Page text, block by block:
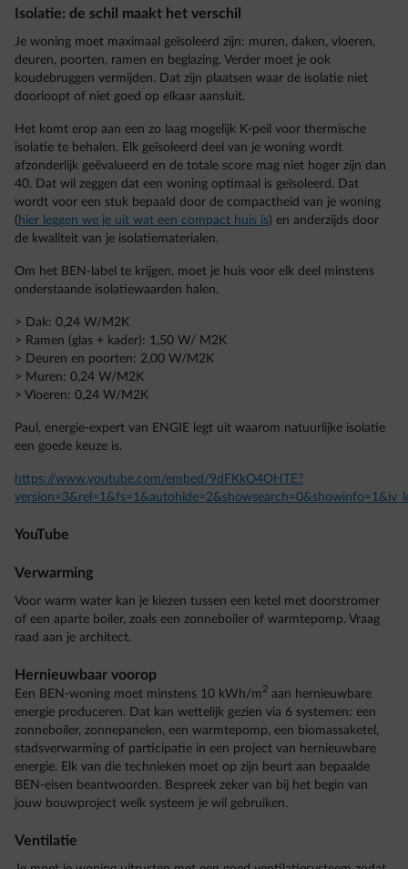
Isolatie: de schil maakt het verschil
Je woning moet maximaal geïsoleerd zijn: muren, daken, vloeren,
deuren, poorten, ramen en beglazing. Verder moet je ook
koudebruggen vermijden. Dat zijn plaatsen waar de isolatie niet
doorloopt of niet goed op elkaar aansluit.
Het komt erop aan een zo laag mogelijk K-peil voor thermische
isolatie te behalen. Elk geïsoleerd deel van je woning wordt
afzonderlijk geëvalueerd en de totale score mag niet hoger zijn dan
40. Dat wil zeggen dat een woning optimaal is geïsoleerd. Dat
wordt voor een stuk bepaald door de compactheid van je woning
( hier leggen we je uit wat een compact huis is) en anderzijds door
de kwaliteit van je isolatiematerialen.
Om het BEN-label te krijgen, moet je huis voor elk deel minstens
onderstaande isolatiewaarden halen.
> Dak: 0,24 W/M2K
> Ramen (glas + kader): 1,50 W/ M2K
> Deuren en poorten: 2,00 W/M2K
> Muren: 0,24 W/M2K
> Vloeren: 0,24 W/M2K
Paul, energie-expert van ENGIE legt uit waarom natuurlijke isolatie
een goede keuze is.
https://www.youtube.com/embed/9dFKkO4OHTE?
YouTube
Verwarming
Voor warm water kan je kiezen tussen een ketel met doorstromer
of een aparte boiler, zoals een zonneboiler of warmtepomp. Vraag
raad aan je architect.
Hernieuwbaar voorop
Een BEN-woning moet minstens 10 kWh/m2 aan hernieuwbare
energie produceren. Dat kan wettelijk gezien via 6 systemen: een
zonneboiler, zonnepanelen, een warmtepomp, een biomassaketel,
stadsverwarming of participatie in een project van hernieuwbare
energie. Elk van die technieken moet op zijn beurt aan bepaalde
BEN-eisen beantwoorden. Bespreek zeker van bij het begin van
jouw bouwproject welk systeem je wil gebruiken.
Ventilatie